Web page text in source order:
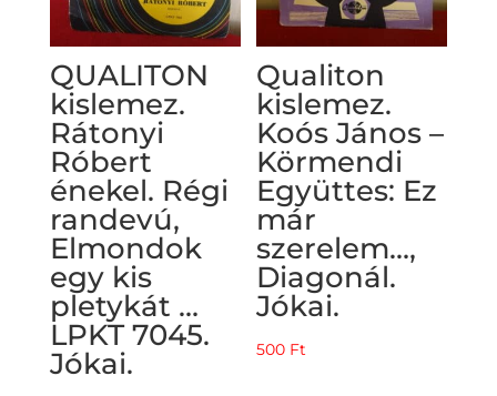
QUALITON
kislemez.
Rátonyi
Róbert
énekel. Régi
randevú,
Elmondok
egy kis
pletykát …
LPKT 7045.
Jókai.
Qualiton
kislemez.
Koós János –
Körmendi
Együttes: Ez
már
szerelem…,
Diagonál.
Jókai.
500 Ft